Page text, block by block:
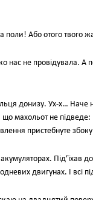
Або отого твого
нас не провідувала. А
донизу. Ух-х…
махольот не підведе:
пристебнуте
Під’їхав
двигунах. І